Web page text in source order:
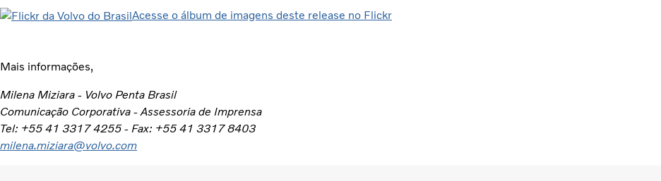
Acesse o álbum de imagens deste release no Flickr
Mais informações,
Milena Miziara - Volvo Penta Brasil
Comunicação Corporativa - Assessoria de Imprensa
Tel: +55 41 3317 4255 - Fax: +55 41 3317 8403
milena.miziara@volvo.com